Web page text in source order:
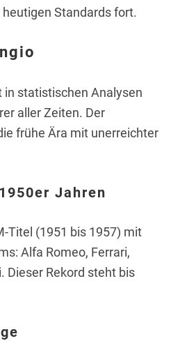
Standards fort.
statistischen Analysen
aller Zeiten. Der
frühe Ära mit unerreichter
Jahren
Titel (1951 bis 1957) mit
Alfa Romeo, Ferrari,
Dieser Rekord steht bis